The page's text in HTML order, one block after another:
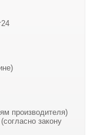
производителя)
закону